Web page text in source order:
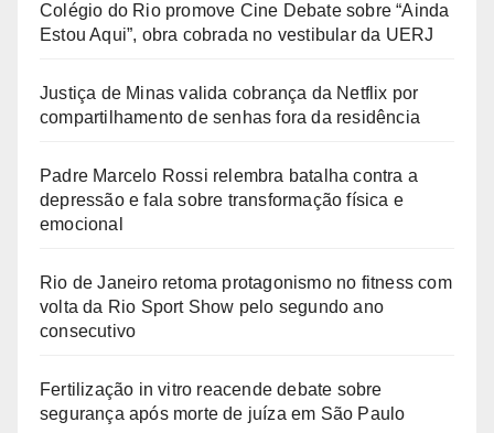
Colégio do Rio promove Cine Debate sobre “Ainda
Estou Aqui”, obra cobrada no vestibular da UERJ
Justiça de Minas valida cobrança da Netflix por
compartilhamento de senhas fora da residência
Padre Marcelo Rossi relembra batalha contra a
depressão e fala sobre transformação física e
emocional
Rio de Janeiro retoma protagonismo no fitness com
volta da Rio Sport Show pelo segundo ano
consecutivo
Fertilização in vitro reacende debate sobre
segurança após morte de juíza em São Paulo